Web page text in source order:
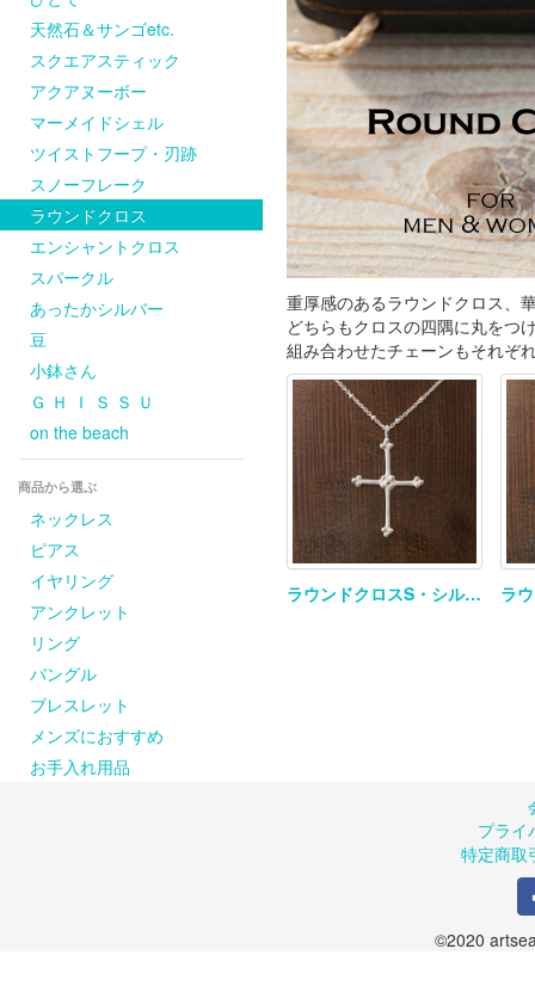
天然石＆サンゴetc.
スクエアスティック
アクアヌーボー
マーメイドシェル
ツイストフープ・刃跡
スノーフレーク
ラウンドクロス
エンシャントクロス
スパークル
あったかシルバー
豆
小鉢さん
Ｇ Ｈ Ｉ Ｓ Ｓ Ｕ
on the beach
商品から選ぶ
ネックレス
ピアス
イヤリング
アンクレット
リング
バングル
ブレスレット
メンズにおすすめ
お手入れ用品
重厚感のあるラウンドクロス、
どちらもクロスの四隅に丸をつ
組み合わせたチェーンもそれぞ
ラウンドクロスS・シルバーチェーンネックレス
プライ
特定商取
©2020